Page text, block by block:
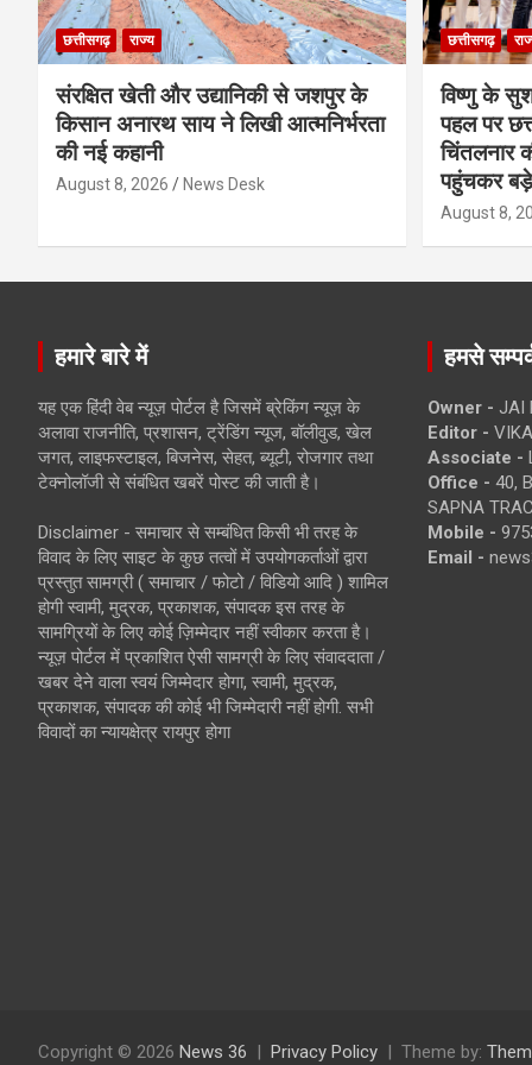
छत्तीसगढ़ राज्य
संरक्षित खेती और उद्यानिकी से जशपुर के
किसान अनारथ साय ने लिखी आत्मनिर्भरता
की नई कहानी
August 8, 2026 News Desk
छत्तीसगढ़
विष्णु के
पहल पर
चिंतलनार
पहुंचकर बड़े
August 8,
हमारे बारे में
यह एक हिंदी वेब न्यूज़ पोर्टल है जिसमें ब्रेकिंग न्यूज़ के
अलावा राजनीति, प्रशासन, ट्रेंडिंग न्यूज, बॉलीवुड, खेल
जगत, लाइफस्टाइल, बिजनेस, सेहत, ब्यूटी, रोजगार तथा
टेक्नोलॉजी से संबंधित खबरें पोस्ट की जाती है।
Disclaimer - समाचार से सम्बंधित किसी भी तरह के
विवाद के लिए साइट के कुछ तत्वों में उपयोगकर्ताओं द्वारा
प्रस्तुत सामग्री ( समाचार / फोटो / विडियो आदि ) शामिल
होगी स्वामी, मुद्रक, प्रकाशक, संपादक इस तरह के
सामग्रियों के लिए कोई ज़िम्मेदार नहीं स्वीकार करता है।
न्यूज़ पोर्टल में प्रकाशित ऐसी सामग्री के लिए संवाददाता /
खबर देने वाला स्वयं जिम्मेदार होगा, स्वामी, मुद्रक,
प्रकाशक, संपादक की कोई भी जिम्मेदारी नहीं होगी. सभी
विवादों का न्यायक्षेत्र रायपुर होगा
हमसे
Owner - JAI
Editor -
Associate -
Office - 40,
SAPNA
Mobile -
Email -
Copyright © 2026 News 36 Privacy Policy Theme by: